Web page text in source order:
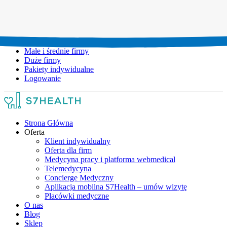
Małe i średnie firmy
Duże firmy
Pakiety indywidualne
Logowanie
Strona Główna
Oferta
Klient indywidualny
Oferta dla firm
Medycyna pracy i platforma webmedical
Telemedycyna
Concierge Medyczny
Aplikacja mobilna S7Health – umów wizytę
Placówki medyczne
O nas
Blog
Sklep